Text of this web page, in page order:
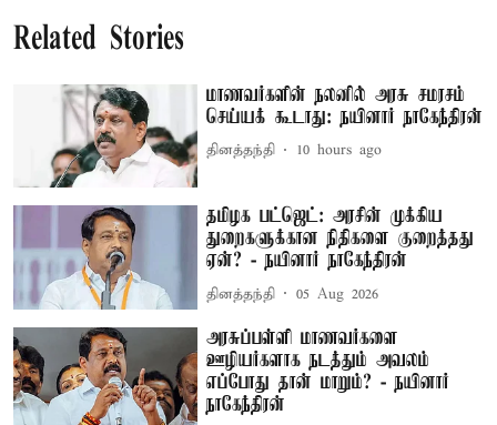
Related Stories
மாணவர்களின் நலனில் அரசு சமரசம்
செய்யக் கூடாது: நயினார் நாகேந்திரன்
தினத்தந்தி 10 hours ago
தமிழக பட்ஜெட்: அரசின் முக்கிய
துறைகளுக்கான நிதிகளை குறைத்தது
ஏன்? - நயினார் நாகேந்திரன்
தினத்தந்தி 05 Aug 2026
அரசுப்பள்ளி மாணவர்களை
ஊழியர்களாக நடத்தும் அவலம்
எப்போது தான் மாறும்? - நயினார்
நாகேந்திரன்